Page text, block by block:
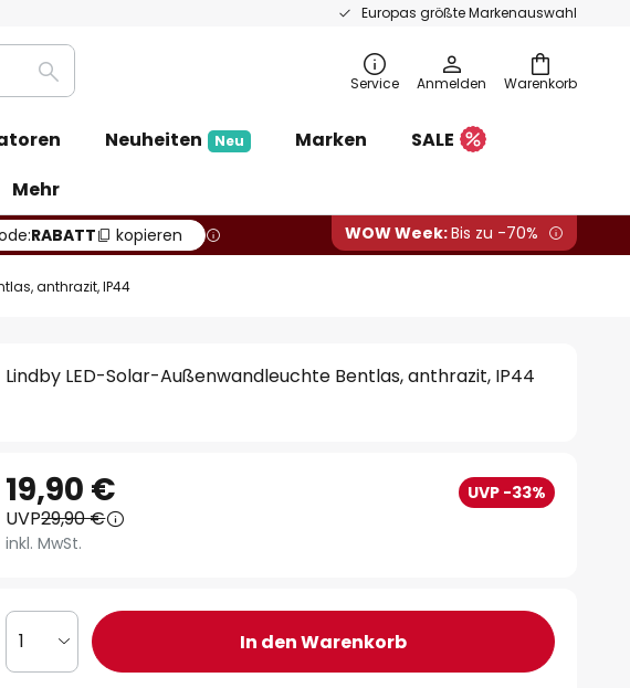
Europas größte Markenauswahl
Warenkorb
Suche Service Anmelden
Neuheiten Neu Marken
SALE
Mehr
RABATT kopieren WOW Week:Bis zu -70%
anthrazit, IP44
Lindby LED-Solar-Außenwandleuchte Bentlas, anthrazit, IP44
19,90 € UVP -33%
UVP29,90 €
inkl. MwSt.
1 In den Warenkorb